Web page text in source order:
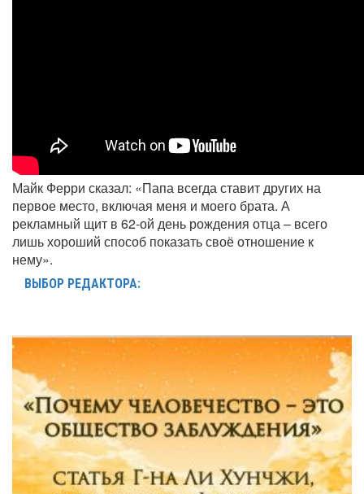
Майк Ферри сказал: «Папа всегда ставит других на
первое место, включая меня и моего брата. А
рекламный щит в 62-ой день рождения отца – всего
лишь хороший способ показать своё отношение к
нему».
ВЫБОР РЕДАКТОРА: